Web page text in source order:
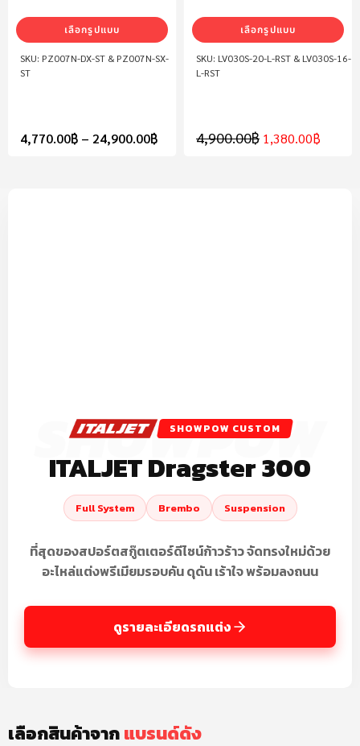
PZ007N-DX-ST & PZ007N-SX-
ST
4,770.00฿ – 24,900.00฿
เลือกรูปแบบ
LV030S-20-L-RST & LV030S-16-
L-RST
4,900.00฿ 1,380.00฿
เลือกรูปแบบ
SHOWPOW CUSTOM
ITALJET Dragster 300
Full System Brembo Suspension
ที่สุดของสปอร์ตสกู๊ตเตอร์ดีไซน์ก้าวร้าว จัดทรงใหม่ด้วย
อะไหล่แต่งพรีเมียมรอบคัน ดุดัน เร้าใจ พร้อมลงถนน
ดูรายละเอียดรถแต่ง
เลือกสินค้าจากแบรนด์ดัง